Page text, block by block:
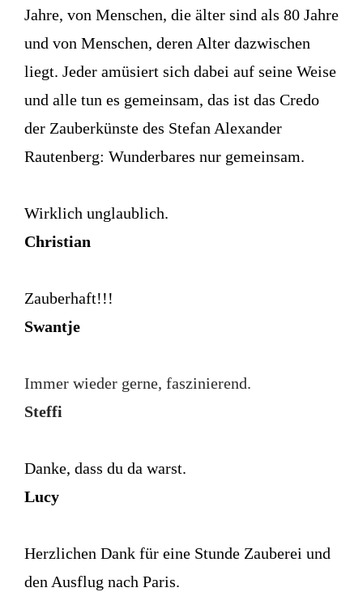
Jahre, von Menschen, die älter sind als 80 Jahre
und von Menschen, deren Alter dazwischen
liegt. Jeder amüsiert sich dabei auf seine Weise
und alle tun es gemeinsam, das ist das Credo
der Zauberkünste des Stefan Alexander
Rautenberg: Wunderbares nur gemeinsam.
Wirklich unglaublich.
Christian
Zauberhaft!!!
Swantje
Immer wieder gerne, faszinierend.
Steffi
Danke, dass du da warst.
Lucy
Herzlichen Dank für eine Stunde Zauberei und
den Ausflug nach Paris.